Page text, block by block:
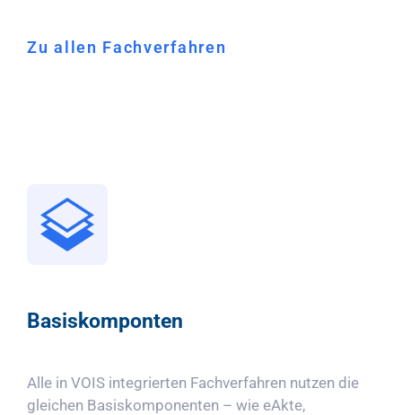
Zu allen Fachverfahren
Basiskomponten
Alle in VOIS integrierten Fachverfahren nutzen die
gleichen Basiskomponenten – wie eAkte,